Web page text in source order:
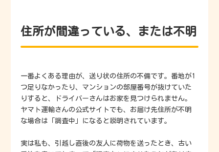
住所が間違っている、または不明
一番よくある理由が、送り状の住所の不備です。番地が1
つ足りなかったり、マンションの部屋番号が抜けていた
りすると、ドライバーさんはお家を見つけられません。
ヤマト運輸さんの公式サイトでも、お届け先住所が不明
な場合は「調査中」になると説明されています。
実は私も、引越し直後の友人に荷物を送ったとき、古い